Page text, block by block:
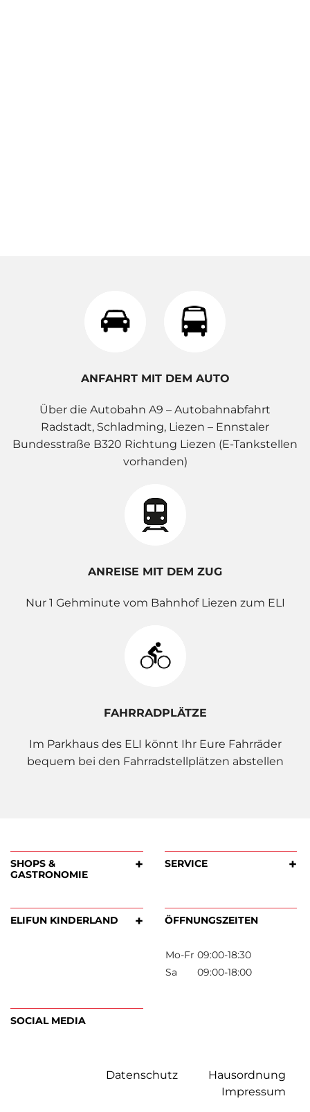
ANFAHRT MIT DEM AUTO
Über die Autobahn A9 – Autobahnabfahrt
Radstadt, Schladming, Liezen – Ennstaler
Bundesstraße B320 Richtung Liezen (E-Tankstellen
vorhanden)
ANREISE MIT DEM ZUG
Nur 1 Gehminute vom Bahnhof Liezen zum ELI
FAHRRADPLÄTZE
Im Parkhaus des ELI könnt Ihr Eure Fahrräder
bequem bei den Fahrradstellplätzen abstellen
+ SERVICE
Datenschutz
Hausordnung
Impressum